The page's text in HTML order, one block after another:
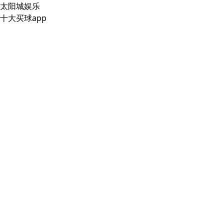
太阳城娱乐
十大买球app